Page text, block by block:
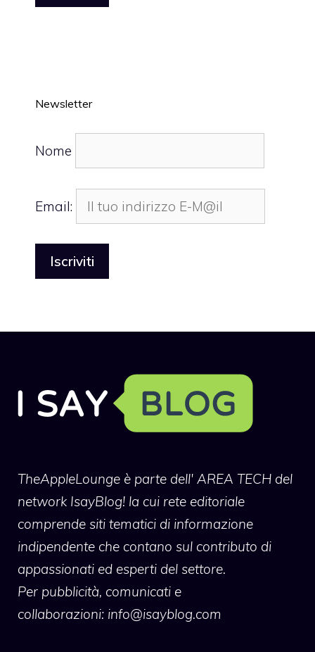
Newsletter
Nome
Email:
TheAppleLounge è parte dell' AREA TECH del
network IsayBlog! la cui rete editoriale
comprende siti tematici di informazione
indipendente che contano sul contributo di
appassionati ed esperti del settore.
Per pubblicità, comunicati e
collaborazioni: info@isayblog.com